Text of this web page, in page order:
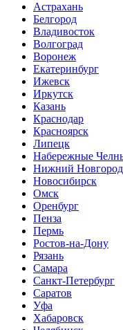
Астрахань
Белгород
Владивосток
Волгоград
Воронеж
Екатеринбург
Ижевск
Иркутск
Казань
Краснодар
Красноярск
Липецк
Набережные
Нижний Новгород
Новосибирск
Омск
Оренбург
Пенза
Пермь
Ростов-на-Дону
Рязань
Самара
Санкт-Петербург
Саратов
Уфа
Хабаровск